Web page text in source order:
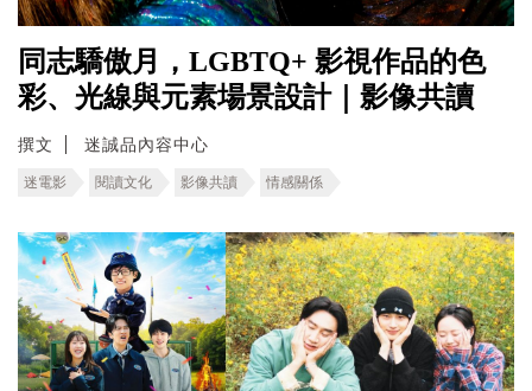
同志驕傲月，LGBTQ+ 影視作品的色
彩、光線與元素場景設計｜影像共讀
撰文 迷誠品內容中心
迷電影 閱讀文化 影像共讀 情感關係